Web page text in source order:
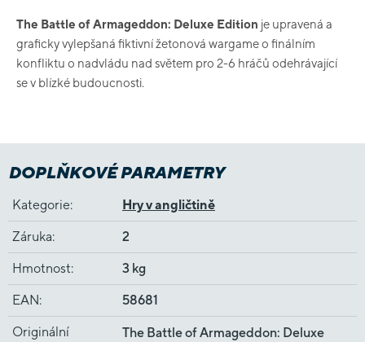
The Battle of Armageddon: Deluxe Edition je upravená a
graficky vylepšaná fiktivní žetonová wargame o finálním
konfliktu o nadvládu nad světem pro 2-6 hráčů odehrávající
se v blízké budoucnosti.
DOPLŇKOVÉ PARAMETRY
Kategorie: Hry v angličtině
Záruka: 2
Hmotnost: 3 kg
EAN: 58681
Originální
The Battle of Armageddon: Deluxe